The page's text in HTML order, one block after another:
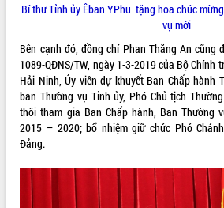
tiến đầu tư tỉnh
Ngành cá ngừ Đắk Lắk chủ động thích
ứng để giữ vững thị trường xuất khẩu
Diễn đàn Kinh tế tư nhân Việt Nam đột
phá cơ chế - Hợp tác công tư
Đề án 06 tạo bước ngoặt đột phá trong
cải cách hành chính tỉnh Đắk Lắk
Kết nối tour, đẩy mạnh chuyển đổi số
Khởi động Dự án Đầu tư xây dựng hạ
tầng kỹ thuật Cụm công nghiệp Tân
Bí thư Tỉnh ủy Êban YPhu tặng hoa chúc
vụ mới
Bên cạnh đó, đồng chí Phan Thăng An cũng
1089-QĐNS/TW, ngày 1-3-2019 của Bộ Chính
Hải Ninh, Ủy viên dự khuyết Ban Chấp hành
ban Thường vụ Tỉnh ủy, Phó Chủ tịch
thôi tham gia Ban Chấp hành, Ban Thường
2015 – 2020; bổ nhiệm giữ chức Phó
Đảng.